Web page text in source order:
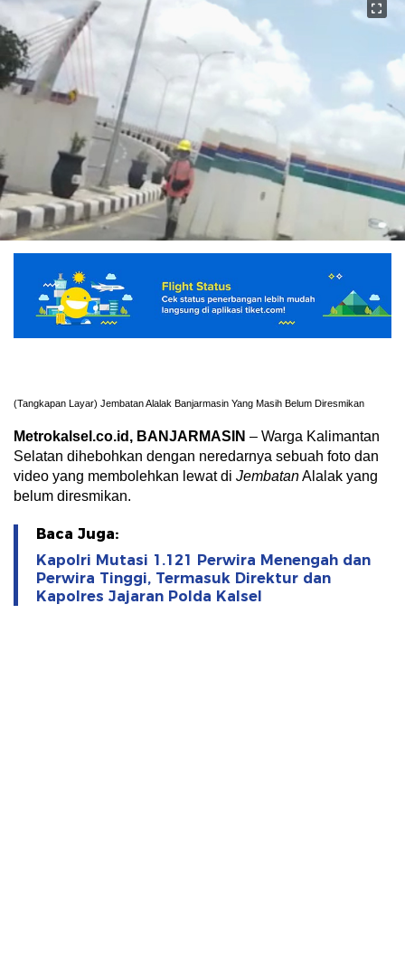
(Tangkapan Layar) Jembatan Alalak Banjarmasin Yang Masih Belum Diresmikan
Metrokalsel.co.id, BANJARMASIN – Warga Kalimantan
Selatan dihebohkan dengan neredarnya sebuah foto dan
video yang membolehkan lewat di JembatanAlalak yang
belum diresmikan.
Baca Juga:
Kapolri Mutasi 1.121 Perwira Menengah dan
Perwira Tinggi, Termasuk Direktur dan
Kapolres Jajaran Polda Kalsel